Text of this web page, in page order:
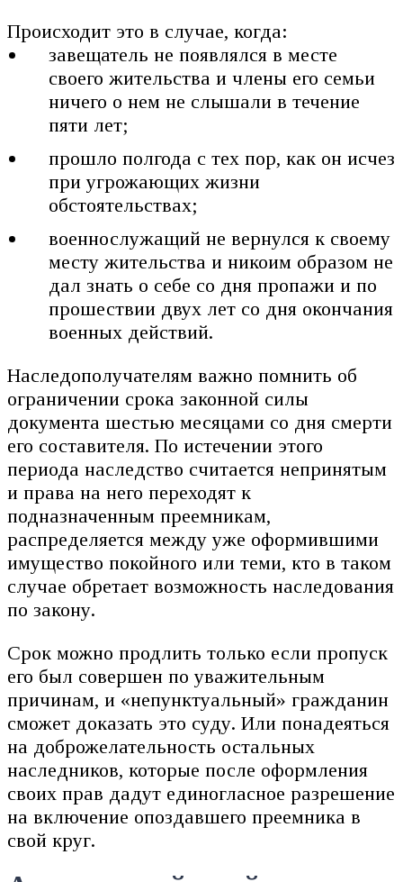
Происходит это в случае, когда:
завещатель не появлялся в месте
своего жительства и члены его семьи
ничего о нем не слышали в течение
пяти лет;
прошло полгода с тех пор, как он исчез
при угрожающих жизни
обстоятельствах;
военнослужащий не вернулся к своему
месту жительства и никоим образом не
дал знать о себе со дня пропажи и по
прошествии двух лет со дня окончания
военных действий.
Наследополучателям важно помнить об
ограничении срока законной силы
документа шестью месяцами со дня смерти
его составителя. По истечении этого
периода наследство считается непринятым
и права на него переходят к
подназначенным преемникам,
распределяется между уже оформившими
имущество покойного или теми, кто в таком
случае обретает возможность наследования
по закону.
Срок можно продлить только если пропуск
его был совершен по уважительным
причинам, и «непунктуальный» гражданин
сможет доказать это суду. Или понадеяться
на доброжелательность остальных
наследников, которые после оформления
своих прав дадут единогласное разрешение
на включение опоздавшего преемника в
свой круг.